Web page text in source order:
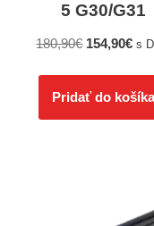
5 G30/G31
180,90€ 154,90€ s
Pridať do košíka